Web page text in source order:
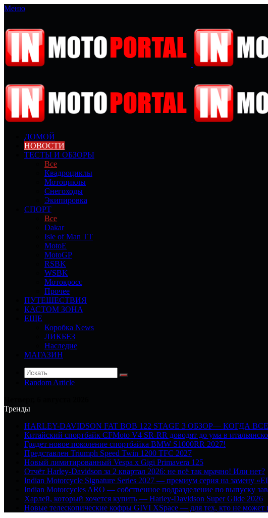
Меню
ДОМОЙ
НОВОСТИ
ТЕСТЫ И ОБЗОРЫ
Все
Квадроциклы
Мотоциклы
Снегоходы
Экипировка
СПОРТ
Все
Dakar
Isle of Man TT
MotoE
MotoGP
RSBK
WSBK
Мотокросс
Прочее
ПУТЕШЕСТВИЯ
КАСТОМ ЗОНА
ЕЩЕ
Коробка News
ЛИКБЕЗ
Наследие
МАГАЗИН
Random Article
Тренды
HARLEY-DAVIDSON FAT BOB 122 STAGE 3 ОБЗОР— КОГДА
Китайский спортбайк CFMoto V4 SR-RR доводят до ума в
Грядет новое поколение спортбайка BMW S1000RR 2027!
Представлен Triumph Speed Twin 1200 TFC 2027
Новый лимитированный Vespa x Gigi Primavera 125
Отчёт Harley-Davidson за 2 квартал 2026: не всё так мрачно! Или нет?
Indian Motorcycle Signature Series 2027 — премиум серия на замену
Indian Motorcycles ARO — собственное подразделение по выпуску
Харлей, который хочется купить — Harley-Davidson Super Glide 2026
Новые телескопические кофры GIVI XSpace — для тех, кто не может